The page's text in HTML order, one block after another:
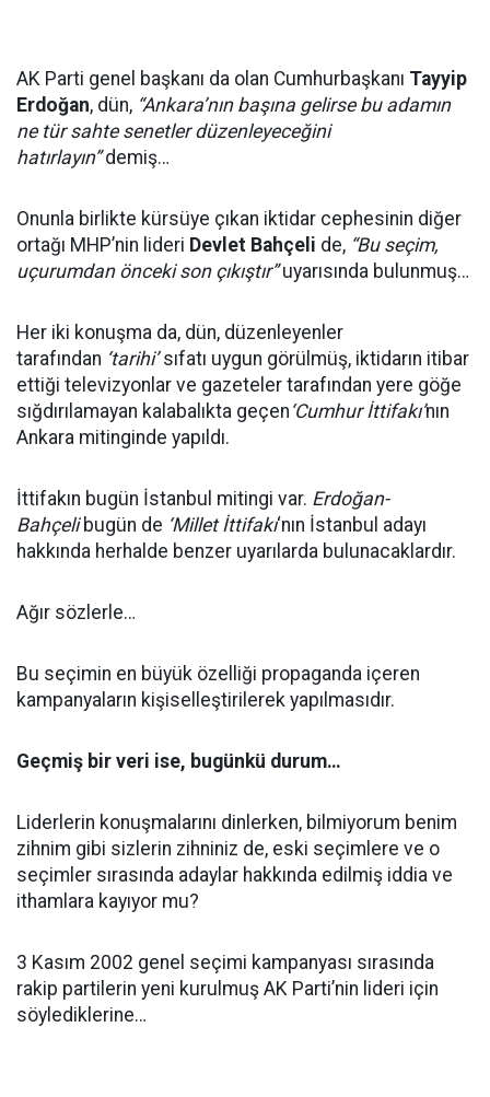
AK Parti genel başkanı da olan Cumhurbaşkanı Tayyip
Erdoğan, dün, “Ankara’nın başına gelirse bu adamın
ne tür sahte senetler düzenleyeceğini
hatırlayın”demiş…
Onunla birlikte kürsüye çıkan iktidar cephesinin diğer
ortağı MHP’nin lideri Devlet Bahçeli de, “Bu seçim,
uçurumdan önceki son çıkıştır”uyarısında bulunmuş…
Her iki konuşma da, dün, düzenleyenler
tarafından ‘tarihi’sıfatı uygun görülmüş, iktidarın itibar
ettiği televizyonlar ve gazeteler tarafından yere göğe
sığdırılamayan kalabalıkta geçen ‘Cumhur İttifakı’nın
Ankara mitinginde yapıldı.
İttifakın bugün İstanbul mitingi var. Erdoğan-
Bahçelibugün de ‘Millet İttifakı‘nın İstanbul adayı
hakkında herhalde benzer uyarılarda bulunacaklardır.
Ağır sözlerle…
Bu seçimin en büyük özelliği propaganda içeren
kampanyaların kişiselleştirilerek yapılmasıdır.
Geçmiş bir veri ise, bugünkü durum…
Liderlerin konuşmalarını dinlerken, bilmiyorum benim
zihnim gibi sizlerin zihniniz de, eski seçimlere ve o
seçimler sırasında adaylar hakkında edilmiş iddia ve
ithamlara kayıyor mu?
3 Kasım 2002 genel seçimi kampanyası sırasında
rakip partilerin yeni kurulmuş AK Parti’nin lideri için
söylediklerine…